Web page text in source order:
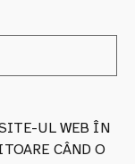
UL WEB ÎN
CÂND O